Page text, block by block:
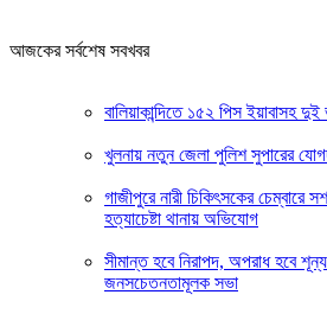
আজকের সর্বশেষ সবখবর
বালিয়াকান্দিতে ১৫২ পিস ইয়াবাসহ
খুলনায় নতুন জেলা পুলিশ সুপারের
গাজীপুরে নারী চিকিৎসকের চেম্বারে
হত্যাচেষ্টা থানায় অভিযোগ
সীমান্ত হবে নিরাপদ, অপরাধ হবে
জনসচেতনতামূলক সভা